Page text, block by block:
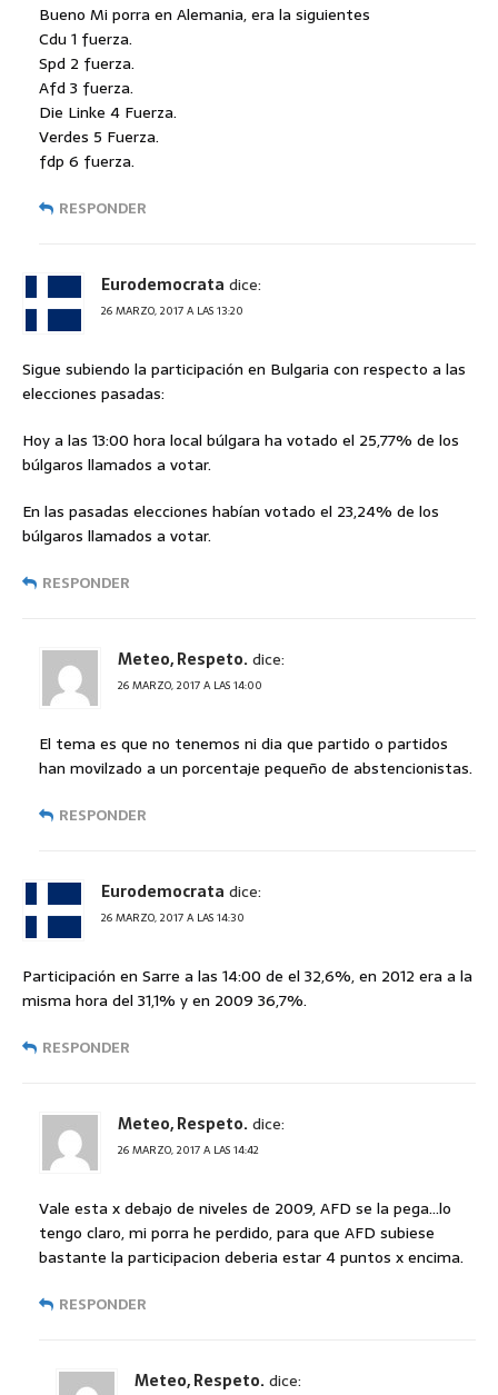
Bueno Mi porra en Alemania, era la siguientes
Cdu 1 fuerza.
Spd 2 fuerza.
Afd 3 fuerza.
Die Linke 4 Fuerza.
Verdes 5 Fuerza.
fdp 6 fuerza.
RESPONDER
Eurodemocrata dice:
26 MARZO, 2017 A LAS 13:20
Sigue subiendo la participación en Bulgaria con respecto a las
elecciones pasadas:
Hoy a las 13:00 hora local búlgara ha votado el 25,77% de los
búlgaros llamados a votar.
En las pasadas elecciones habían votado el 23,24% de los
búlgaros llamados a votar.
RESPONDER
Meteo, Respeto.dice:
26 MARZO, 2017 A LAS 14:00
El tema es que no tenemos ni dia que partido o partidos
han movilzado a un porcentaje pequeño de abstencionistas.
RESPONDER
Eurodemocrata dice:
26 MARZO, 2017 A LAS 14:30
Participación en Sarre a las 14:00 de el 32,6%, en 2012 era a la
misma hora del 31,1% y en 2009 36,7%.
RESPONDER
Meteo, Respeto.dice:
26 MARZO, 2017 A LAS 14:42
Vale esta x debajo de niveles de 2009, AFD se la pega…lo
tengo claro, mi porra he perdido, para que AFD subiese
bastante la participacion deberia estar 4 puntos x encima.
RESPONDER
Meteo, Respeto.dice: